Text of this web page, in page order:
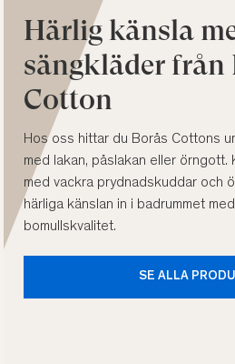
Härlig känsla
sängkläder från
Cotton
Hos oss hittar du Borås Cottons
med lakan, påslakan eller
med vackra prydnadskuddar och
härliga känslan in i badrummet
bomullskvalitet.
SE ALLA